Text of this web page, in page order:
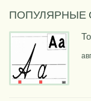
ПОПУЛЯРНЫЕ